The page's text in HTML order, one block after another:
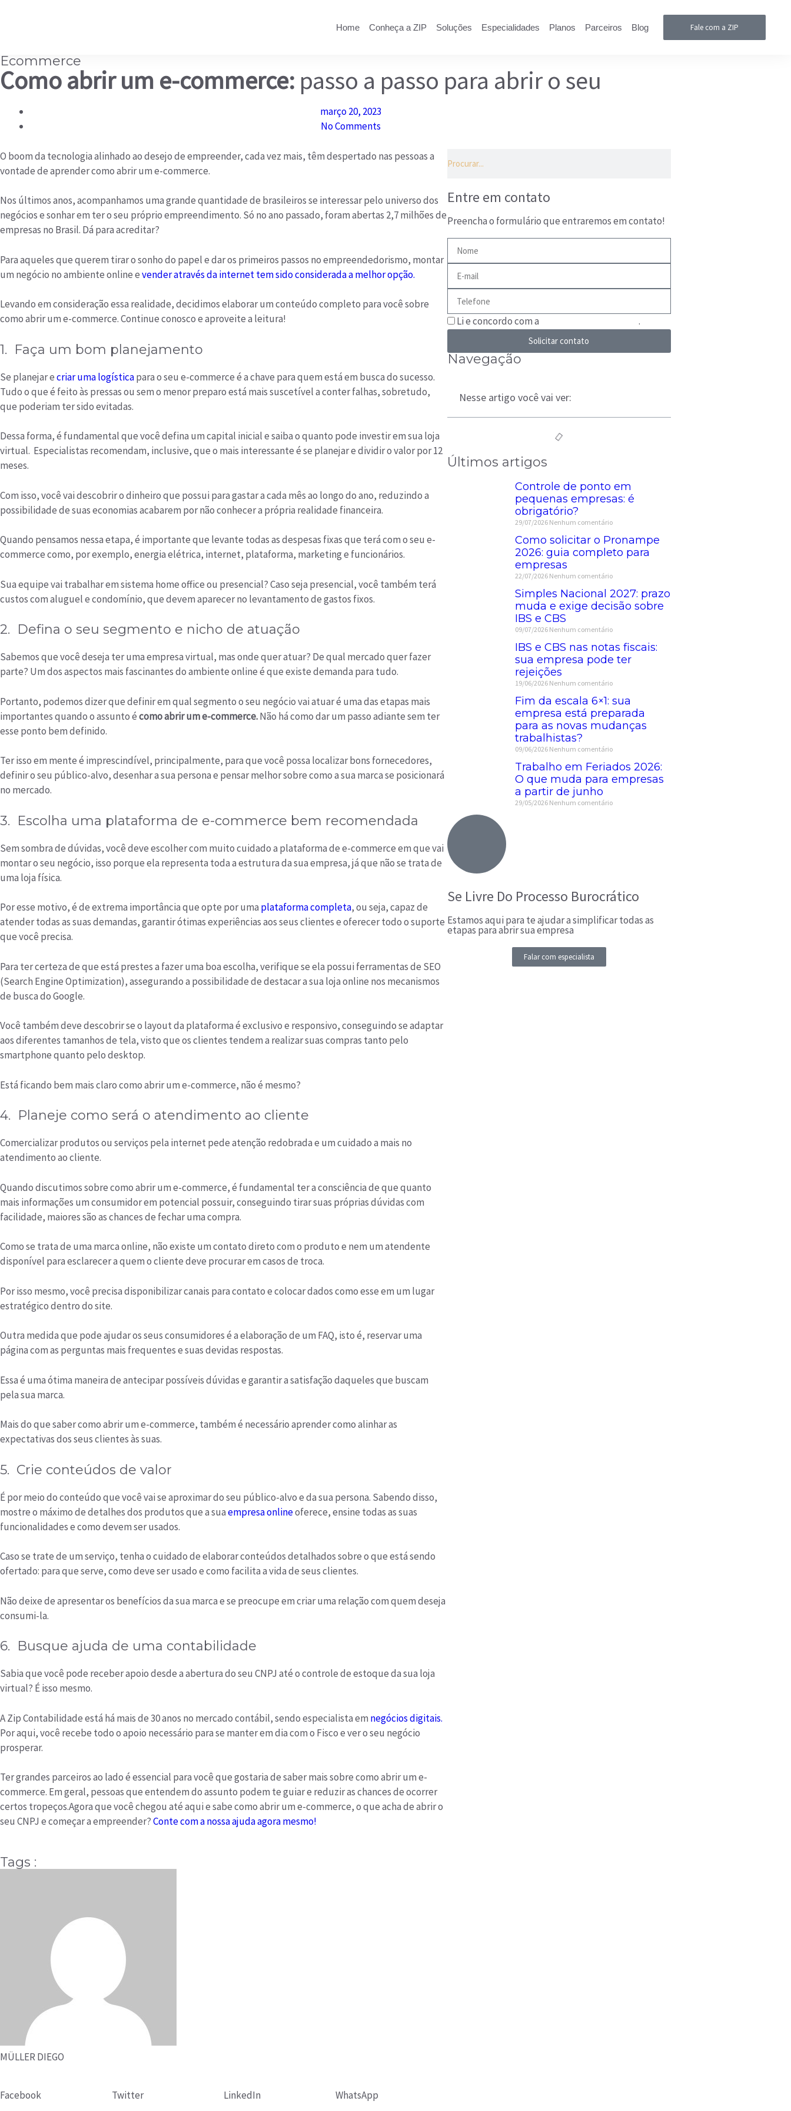
Home Conheça a ZIP Soluções Especialidades Planos Parceiros Blog Fale com a ZIP
Ecommerce
Como abrir um e-commerce: passo a passo para abrir o seu
março 20, 2023
No Comments
O boom da tecnologia alinhado ao desejo de empreender, cada vez mais, têm despertado nas pessoas a
vontade de aprender como abrir um e-commerce.
Nos últimos anos, acompanhamos uma grande quantidade de brasileiros se interessar pelo universo dos
negócios e sonhar em ter o seu próprio empreendimento. Só no ano passado, foram abertas 2,7 milhões de
empresas no Brasil. Dá para acreditar?
Para aqueles que querem tirar o sonho do papel e dar os primeiros passos no empreendedorismo, montar
um negócio no ambiente online evender através da internet tem sido considerada a melhor opção.
Levando em consideração essa realidade, decidimos elaborar um conteúdo completo para você sobre
como abrir um e-commerce. Continue conosco e aproveite a leitura!
1. Faça um bom planejamento
Se planejar ecriar uma logísticapara o seu e-commerce é a chave para quem está em busca do sucesso.
Tudo o que é feito às pressas ou sem o menor preparo está mais suscetível a conter falhas, sobretudo,
que poderiam ter sido evitadas.
Dessa forma, é fundamental que você defina um capital inicial e saiba o quanto pode investir em sua loja
virtual. Especialistas recomendam, inclusive, que o mais interessante é se planejar e dividir o valor por 12
meses.
Com isso, você vai descobrir o dinheiro que possui para gastar a cada mês ao longo do ano, reduzindo a
possibilidade de suas economias acabarem por não conhecer a própria realidade financeira.
Quando pensamos nessa etapa, é importante que levante todas as despesas fixas que terá com o seu e-
commerce como, por exemplo, energia elétrica, internet, plataforma, marketing e funcionários.
Sua equipe vai trabalhar em sistema home office ou presencial? Caso seja presencial, você também terá
custos com aluguel e condomínio, que devem aparecer no levantamento de gastos fixos.
2. Defina o seu segmento e nicho de atuação
Sabemos que você deseja ter uma empresa virtual, mas onde quer atuar? De qual mercado quer fazer
parte? Um dos aspectos mais fascinantes do ambiente online é que existe demanda para tudo.
Portanto, podemos dizer que definir em qual segmento o seu negócio vai atuar é uma das etapas mais
importantes quando o assunto écomo abrir um e-commerce.Não há como dar um passo adiante sem ter
esse ponto bem definido.
Ter isso em mente é imprescindível, principalmente, para que você possa localizar bons fornecedores,
definir o seu público-alvo, desenhar a sua persona e pensar melhor sobre como a sua marca se posicionará
no mercado.
3. Escolha uma plataforma de e-commerce bem recomendada
Sem sombra de dúvidas, você deve escolher com muito cuidado a plataforma de e-commerce em que vai
montar o seu negócio, isso porque ela representa toda a estrutura da sua empresa, já que não se trata de
uma loja física.
Por esse motivo, é de extrema importância que opte por uma plataforma completa, ou seja, capaz de
atender todas as suas demandas, garantir ótimas experiências aos seus clientes e oferecer todo o suporte
que você precisa.
Para ter certeza de que está prestes a fazer uma boa escolha, verifique se ela possui ferramentas de SEO
(Search Engine Optimization), assegurando a possibilidade de destacar a sua loja online nos mecanismos
de busca do Google.
Você também deve descobrir se o layout da plataforma é exclusivo e responsivo, conseguindo se adaptar
aos diferentes tamanhos de tela, visto que os clientes tendem a realizar suas compras tanto pelo
smartphone quanto pelo desktop.
Está ficando bem mais claro como abrir um e-commerce, não é mesmo?
4. Planeje como será o atendimento ao cliente
Comercializar produtos ou serviços pela internet pede atenção redobrada e um cuidado a mais no
atendimento ao cliente.
Quando discutimos sobre como abrir um e-commerce, é fundamental ter a consciência de que quanto
mais informações um consumidor em potencial possuir, conseguindo tirar suas próprias dúvidas com
facilidade, maiores são as chances de fechar uma compra.
Como se trata de uma marca online, não existe um contato direto com o produto e nem um atendente
disponível para esclarecer a quem o cliente deve procurar em casos de troca.
Por isso mesmo, você precisa disponibilizar canais para contato e colocar dados como esse em um lugar
estratégico dentro do site.
Outra medida que pode ajudar os seus consumidores é a elaboração de um FAQ, isto é, reservar uma
página com as perguntas mais frequentes e suas devidas respostas.
Essa é uma ótima maneira de antecipar possíveis dúvidas e garantir a satisfação daqueles que buscam
pela sua marca.
Mais do que saber como abrir um e-commerce, também é necessário aprender como alinhar as
expectativas dos seus clientes às suas.
5. Crie conteúdos de valor
É por meio do conteúdo que você vai se aproximar do seu público-alvo e da sua persona. Sabendo disso,
mostre o máximo de detalhes dos produtos que a suaempresa onlineoferece, ensine todas as suas
funcionalidades e como devem ser usados.
Caso se trate de um serviço, tenha o cuidado de elaborar conteúdos detalhados sobre o que está sendo
ofertado: para que serve, como deve ser usado e como facilita a vida de seus clientes.
Não deixe de apresentar os benefícios da sua marca e se preocupe em criar uma relação com quem deseja
consumi-la.
6. Busque ajuda de uma contabilidade
Sabia que você pode receber apoio desde a abertura do seu CNPJ até o controle de estoque da sua loja
virtual? É isso mesmo.
A Zip Contabilidade está há mais de 30 anos no mercado contábil, sendo especialista em negócios digitais.
Por aqui, você recebe todo o apoio necessário para se manter em dia com o Fisco e ver o seu negócio
prosperar.
Ter grandes parceiros ao lado é essencial para você que gostaria de saber mais sobre como abrir um e-
commerce. Em geral, pessoas que entendem do assunto podem te guiar e reduzir as chances de ocorrer
certos tropeços.Agora que você chegou até aqui e sabe como abrir um e-commerce, o que acha de abrir o
seu CNPJ e começar a empreender?Conte com a nossa ajuda agora mesmo!
Tags :
MÜLLER DIEGO
Facebook Twitter LinkedIn WhatsApp
Entre em contato
Preencha o formulário que entraremos em contato!
Li e concordo com a .
Solicitar contato
Navegação
Nesse artigo você vai ver:
Últimos artigos
Controle de ponto em
pequenas empresas: é
obrigatório?
29/07/2026 Nenhum comentário
Como solicitar o Pronampe
2026: guia completo para
empresas
22/07/2026 Nenhum comentário
Simples Nacional 2027: prazo
muda e exige decisão sobre
IBS e CBS
09/07/2026 Nenhum comentário
IBS e CBS nas notas fiscais:
sua empresa pode ter
rejeições
19/06/2026 Nenhum comentário
Fim da escala 6×1: sua
empresa está preparada
para as novas mudanças
trabalhistas?
09/06/2026 Nenhum comentário
Trabalho em Feriados 2026:
O que muda para empresas
a partir de junho
29/05/2026 Nenhum comentário
Se Livre Do Processo Burocrático
Estamos aqui para te ajudar a simplificar todas as
etapas para abrir sua empresa
Falar com especialista